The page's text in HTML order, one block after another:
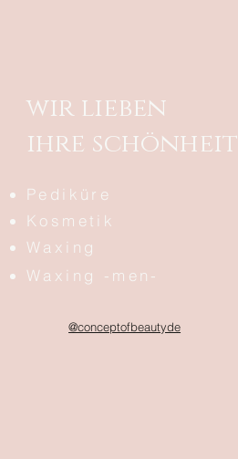
wir lieben
ihre schönheit
Pediküre
Kosmetik
Waxing
Waxing -men-
@conceptofbeautyde